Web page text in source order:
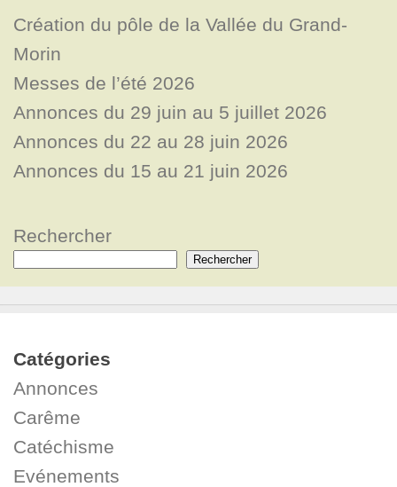
Création du pôle de la Vallée du Grand-
Morin
Messes de l’été 2026
Annonces du 29 juin au 5 juillet 2026
Annonces du 22 au 28 juin 2026
Annonces du 15 au 21 juin 2026
Rechercher
Rechercher
Catégories
Annonces
Carême
Catéchisme
Evénements